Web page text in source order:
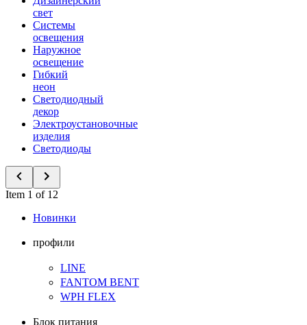
свет
Системы
освещения
Наружное
освещение
Гибкий
неон
Светодиодный
декор
Электроустановочные
изделия
Светодиоды
Item 1 of 12
Новинки
профили
LINE
FANTOM BENT
WPH FLEX
Блок питания